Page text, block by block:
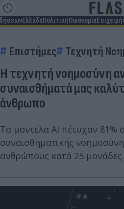
ΕλλάδαΠολιτικήΟικονομία
Επιστήμες Τεχνητή
Η τεχνητή νοημοσύνη
συναισθήματά μας
άνθρωπο
Τα μοντέλα AI πέτυχαν 81%
συναισθηματικής
ανθρώπους κατά 25 μονάδες.